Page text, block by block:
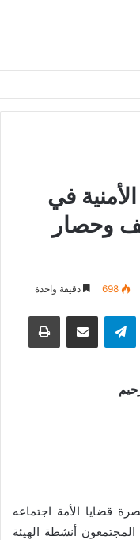
في
وحصار
698 دقيقة واحدة
تيلقرام مشاركة عبر البريد طباعة
قضايا الأمة اجتماعه
المجتمعون أنشطة الهيئة